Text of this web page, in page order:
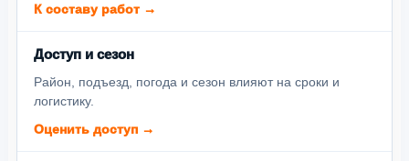
К составу работ →
Доступ и сезон
Район, подъезд, погода и сезон влияют на сроки и
логистику.
Оценить доступ →